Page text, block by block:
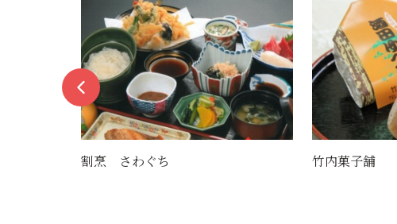
竹内菓子舗 酒田山 龍厳寺